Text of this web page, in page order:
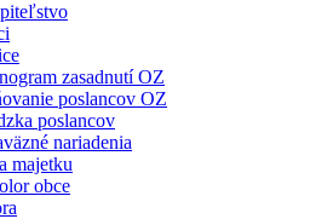
zasadnutí OZ
poslancov OZ
poslancov
nariadenia
majetku
obce